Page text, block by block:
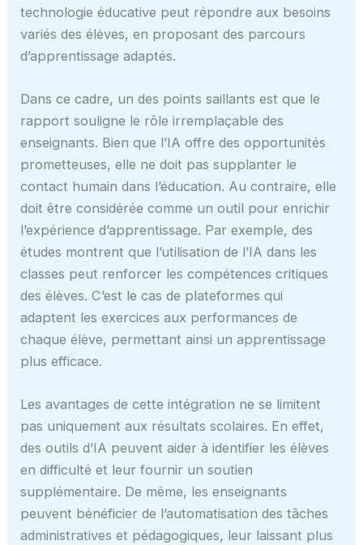
technologie éducative peut répondre aux besoins
variés des élèves, en proposant des parcours
d’apprentissage adaptés.
Dans ce cadre, un des points saillants est que le
rapport souligne le rôle irremplaçable des
enseignants. Bien que l’IA offre des opportunités
prometteuses, elle ne doit pas supplanter le
contact humain dans l’éducation. Au contraire, elle
doit être considérée comme un outil pour enrichir
l’expérience d’apprentissage. Par exemple, des
études montrent que l’utilisation de l’IA dans les
classes peut renforcer les compétences critiques
des élèves. C’est le cas de plateformes qui
adaptent les exercices aux performances de
chaque élève, permettant ainsi un apprentissage
plus efficace.
Les avantages de cette intégration ne se limitent
pas uniquement aux résultats scolaires. En effet,
des outils d’IA peuvent aider à identifier les élèves
en difficulté et leur fournir un soutien
supplémentaire. De même, les enseignants
peuvent bénéficier de l’automatisation des tâches
administratives et pédagogiques, leur laissant plus